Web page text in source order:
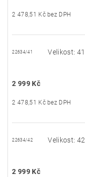
2 478,51 Kč bez DPH
22634/41 Velikost: 41
2 999 Kč
2 478,51 Kč bez DPH
22634/42 Velikost: 42
2 999 Kč